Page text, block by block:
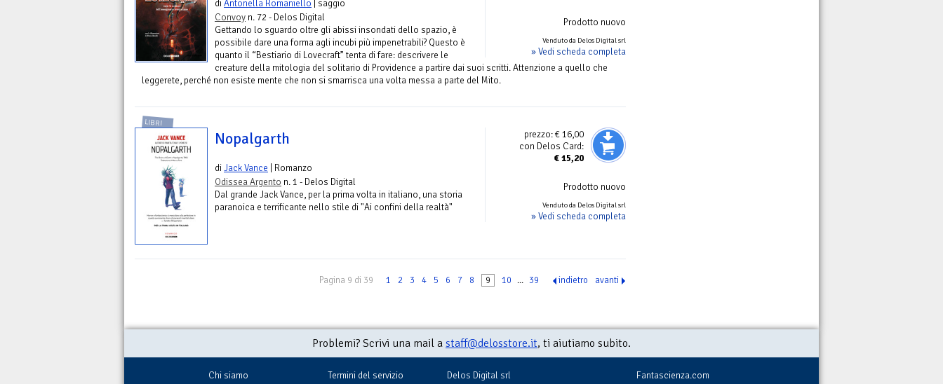
Prodotto nuovo
Venduto da Delos Digital srl
» Vedi scheda completa
diAntonella Romaniello | saggio
Convoy n. 72 - Delos Digital
Gettando lo sguardo oltre gli abissi insondati dello spazio, è
possibile dare una forma agli incubi più impenetrabili? Questo è
quanto il “Bestiario di Lovecraft” tenta di fare: descrivere le
creature della mitologia del solitario di Providence a partire dai suoi scritti. Attenzione a quello che
leggerete, perché non esiste mente che non si smarrisca una volta messa a parte del Mito.
prezzo:€ 16,00
con Delos Card:
€15,20
Prodotto nuovo
Venduto da Delos Digital srl
» Vedi scheda completa
LIBRI
Nopalgarth
diJack Vance | Romanzo
Odissea Argento n. 1 - Delos Digital
Dal grande Jack Vance, per la prima volta in italiano, una storia
paranoica e terrificante nello stile di "Ai confini della realtà"
Pagina 9 di 39 1 2 3 4 5 6 7 8 9 10 ... 39 indietro avanti
Problemi? Scrivi una mail a staff@delosstore.it, ti aiutiamo subito.
Chi siamo
Termini del servizio
Delos Digital srl
Fantascienza.com